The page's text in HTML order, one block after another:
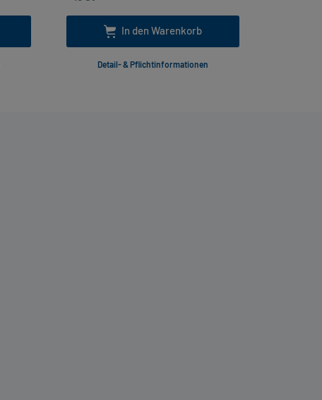
In den Warenkorb
Detail- & Pflichtinformationen